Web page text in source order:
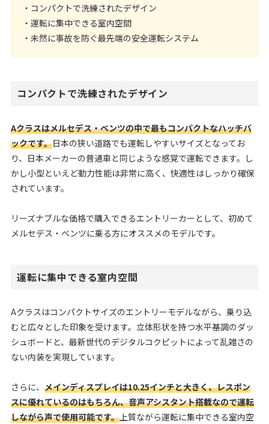
・コンパクトで洗練されたデザイン
・運転に集中できる室内空間
・未然に事故を防ぐ最先端の安全運転システム
コンパクトで洗練されたデザイン
Aクラスはメルセデス・ベンツの中で最もコンパクトなハッチバ
ックです。日本の狭い道路でも運転しやすいサイズとなってお
り、日本メーカーの普通車と同じような感覚で運転できます。し
かし小型といえど動力性能は非常に高く、快適性はしっかり確保
されています。
リーズナブルな価格で購入できるエントリーカーとして、初めて
メルセデス・ベンツに乗る方にオススメのモデルです。
運転に集中できる室内空間
Aクラスはコンパクトサイズのエントリーモデルながら、乗り込
むと広々とした印象を受けます。立体形状を持つ水平基調のダッ
シュボードと、最新世代のデジタルコクピットによって乱雑さの
ない内装を実現しています。
さらに、 メインディスプレイは10.25インチと大きく、レスポン
スに優れているのはもちろん、音声アシスタント搭載なので運転
しながら声で使用可能です。上質ながら運転に集中できる室内空